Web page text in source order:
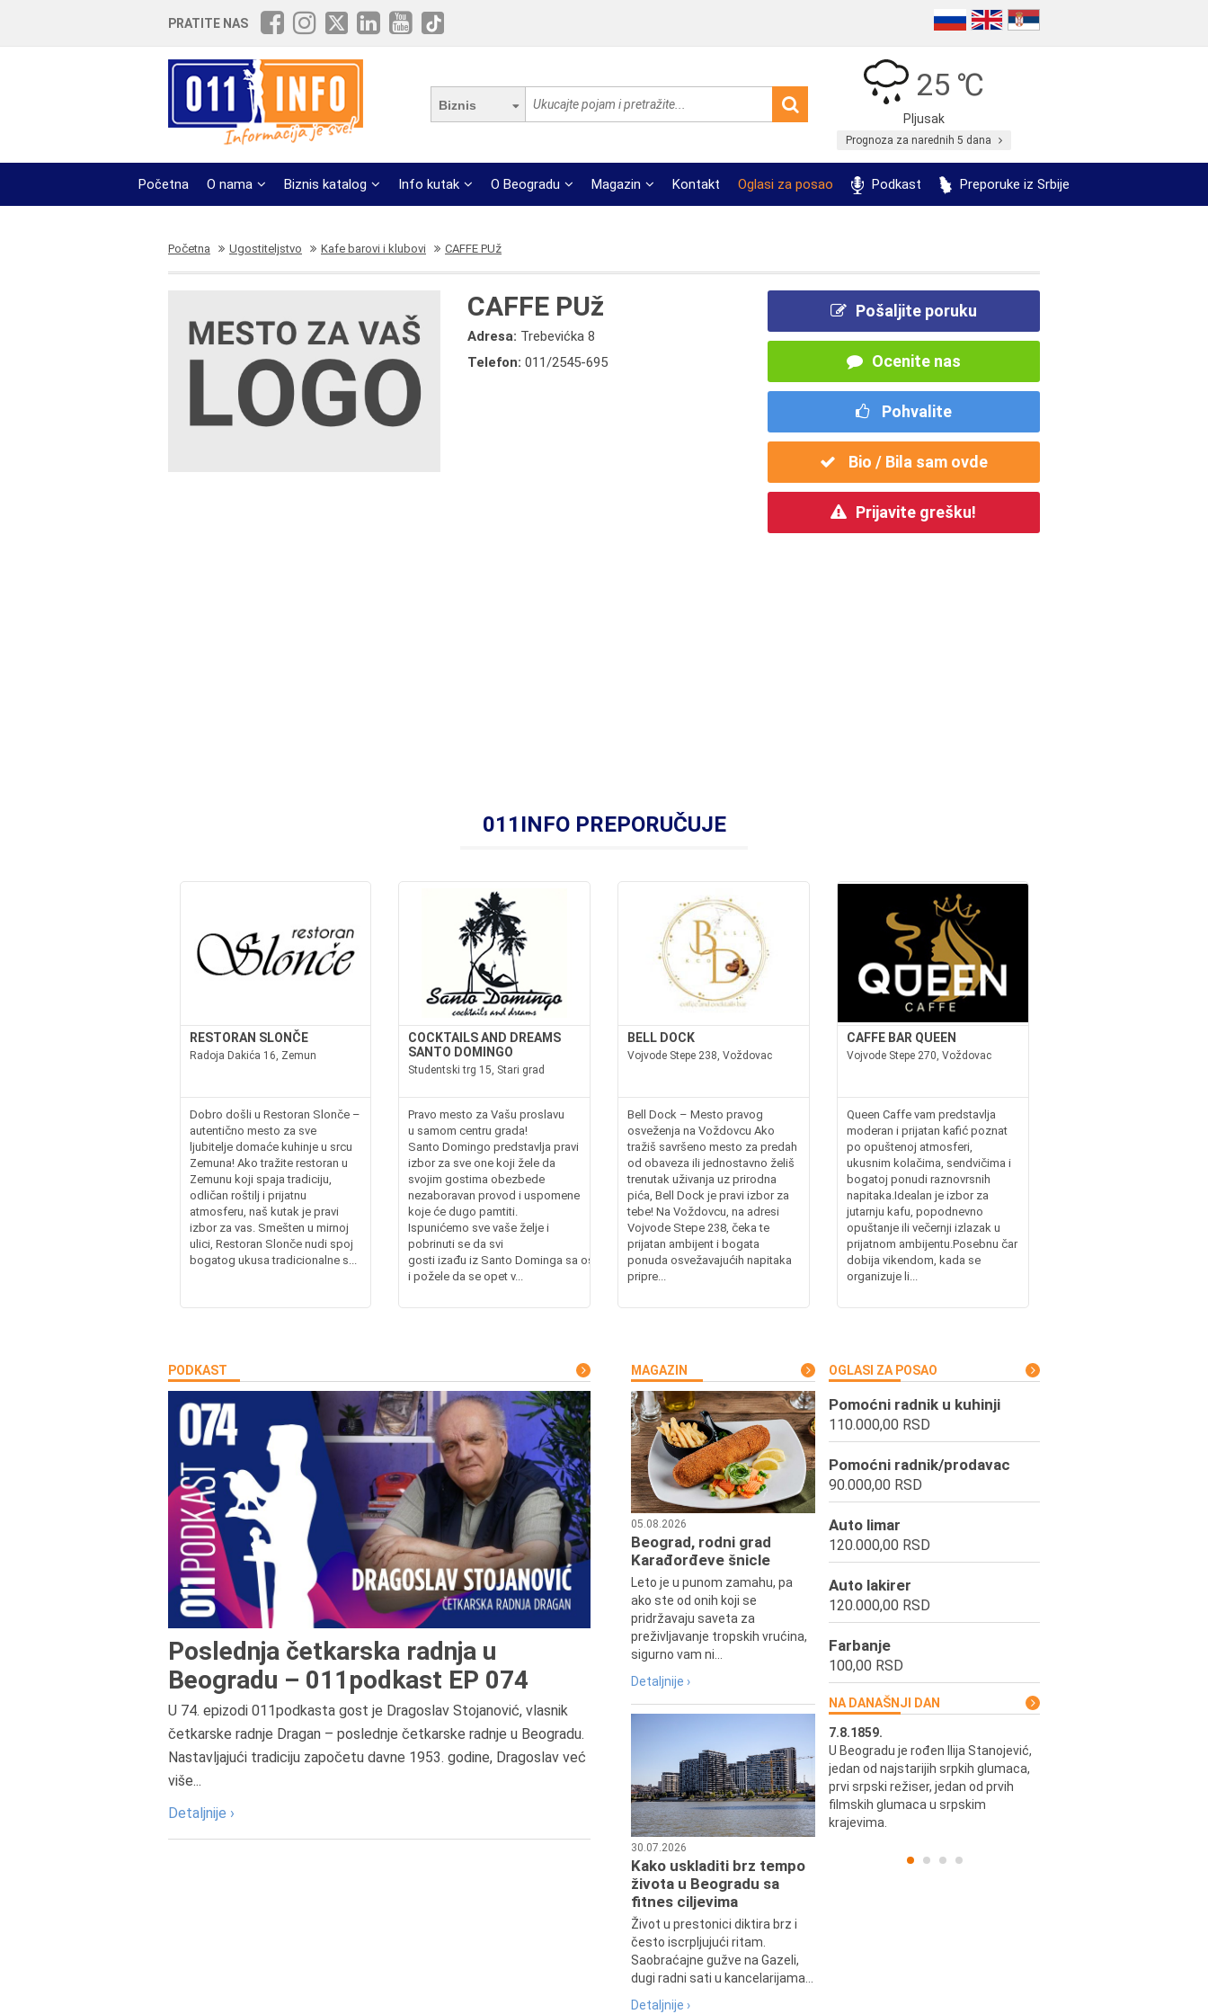
PRATITE NAS
Biznis
25 ℃
Pljusak
Prognoza za narednih 5 dana
Početna O nama Biznis katalog Info kutak O Beogradu Magazin Kontakt Oglasi za posao Podkast Preporuke iz Srbije
Početna Ugostiteljstvo Kafe barovi i klubovi CAFFE PUž
CAFFE PUž
Adresa: Trebevićka 8
Telefon:011/2545-695
Pošaljite poruku
Ocenite nas
Pohvalite
Bio / Bila sam ovde
Prijavite grešku!
011INFO PREPORUČUJE
RESTORAN SLONČE
Radoja Dakića 16, Zemun
Dobro došli u Restoran Slonče –
autentično mesto za sve
ljubitelje domaće kuhinje u srcu
Zemuna! Ako tražite restoran u
Zemunu koji spaja tradiciju,
odličan roštilj i prijatnu
atmosferu, naš kutak je pravi
izbor za vas. Smešten u mirnoj
ulici, Restoran Slonče nudi spoj
bogatog ukusa tradicionalne s...
COCKTAILS AND DREAMS
SANTO DOMINGO
Studentski trg 15, Stari grad
Pravo mesto za Vašu proslavu
u samom centru grada!
Santo Domingo predstavlja pravi
izbor za sve one koji žele da
svojim gostima obezbede
nezaboravan provod i uspomene
koje će dugo pamtiti.
Ispunićemo sve vaše želje i
pobrinuti se da svi
gosti izađu iz Santo Dominga sa osmehom
i požele da se opet v...
BELL DOCK
Vojvode Stepe 238, Voždovac
Bell Dock – Mesto pravog
osveženja na Voždovcu Ako
tražiš savršeno mesto za predah
od obaveza ili jednostavno želiš
trenutak uživanja uz prirodna
pića, Bell Dock je pravi izbor za
tebe! Na Voždovcu, na adresi
Vojvode Stepe 238, čeka te
prijatan ambijent i bogata
ponuda osvežavajućih napitaka
pripre...
CAFFE BAR QUEEN
Vojvode Stepe 270, Voždovac
Queen Caffe vam predstavlja
moderan i prijatan kafić poznat
po opuštenoj atmosferi,
ukusnim kolačima, sendvičima i
bogatoj ponudi raznovrsnih
napitaka.Idealan je izbor za
jutarnju kafu, popodnevno
opuštanje ili večernji izlazak u
prijatnom ambijentu.Posebnu čar
dobija vikendom, kada se
organizuje li...
PODKAST
Poslednja četkarska radnja u
Beogradu – 011podkast EP 074
U 74. epizodi 011podkasta gost je Dragoslav Stojanović, vlasnik
četkarske radnje Dragan – poslednje četkarske radnje u Beogradu.
Nastavljajući tradiciju započetu davne 1953. godine, Dragoslav već
više...
Detaljnije ›
MAGAZIN
05.08.2026
Beograd, rodni grad
Karađorđeve šnicle
Leto je u punom zamahu, pa
ako ste od onih koji se
pridržavaju saveta za
preživljavanje tropskih vrućina,
sigurno vam ni...
Detaljnije ›
30.07.2026
Kako uskladiti brz tempo
života u Beogradu sa
fitnes ciljevima
Život u prestonici diktira brz i
često iscrpljujući ritam.
Saobraćajne gužve na Gazeli,
dugi radni sati u kancelarijama...
Detaljnije ›
OGLASI ZA POSAO
Pomoćni radnik u kuhinji
110.000,00 RSD
Pomoćni radnik/prodavac
90.000,00 RSD
Auto limar
120.000,00 RSD
Auto lakirer
120.000,00 RSD
Farbanje
100,00 RSD
NA DANAŠNJI DAN
Preminula je Đurđija Cvetić,
pozorišna, filmska i TV glumica.
7.8.1859.
U Beogradu je rođen Ilija Stanojević,
jedan od najstarijih srpkih glumaca,
prvi srpski režiser, jedan od prvih
filmskih glumaca u srpskim
krajevima.